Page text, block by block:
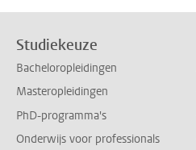
Studiekeuze
Bacheloropleidingen
Masteropleidingen
PhD-programma's
Onderwijs voor professionals